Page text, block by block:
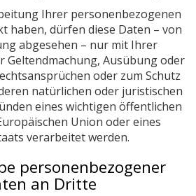
Ihrer personenbezogenen
haben, dürfen diese Daten – von
abgesehen – nur mit Ihrer
Geltendmachung, Ausübung oder
oder zum Schutz
natürlichen oder juristischen
eines wichtigen öffentlichen
Union oder eines
verarbeitet werden.
personenbezogener
an Dritte